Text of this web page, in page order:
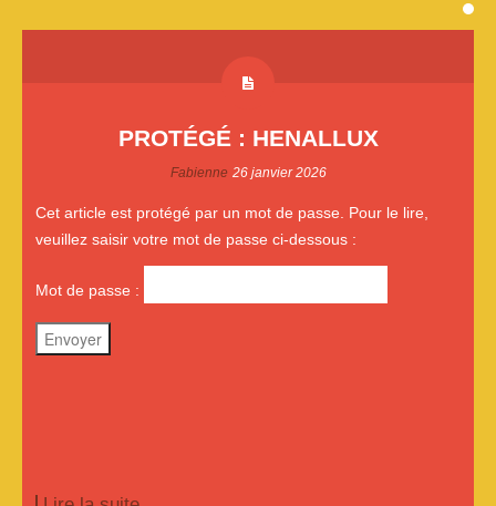
PROTÉGÉ : HENALLUX
Fabienne 26 janvier 2026
Cet article est protégé par un mot de passe. Pour le lire,
veuillez saisir votre mot de passe ci-dessous :
Mot de passe :